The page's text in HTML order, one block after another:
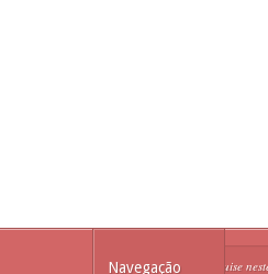
Navegação